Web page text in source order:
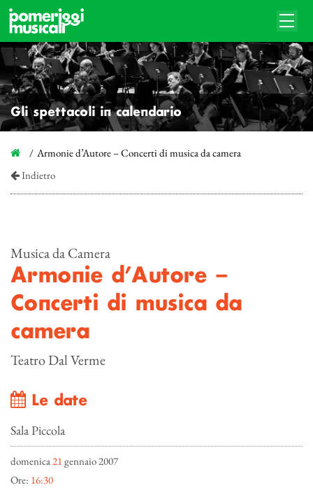
Gli spettacoli in calendario
Armonie d’Autore – Concerti di musica da camera
Indietro
Musica da Camera
Armonie d’Autore –
Concerti di musica da
camera
Teatro Dal Verme
Le date
Sala Piccola
domenica21 gennaio 2007
Ore: 16:30